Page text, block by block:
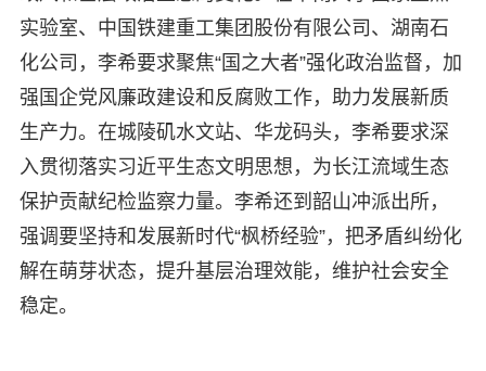
实验室、中国铁建重工集团股份有限公司、湖南石
化公司，李希要求聚焦“国之大者”强化政治监督，加
强国企党风廉政建设和反腐败工作，助力发展新质
生产力。在城陵矶水文站、华龙码头，李希要求深
入贯彻落实习近平生态文明思想，为长江流域生态
保护贡献纪检监察力量。李希还到韶山冲派出所，
强调要坚持和发展新时代“枫桥经验”，把矛盾纠纷化
解在萌芽状态，提升基层治理效能，维护社会安全
稳定。